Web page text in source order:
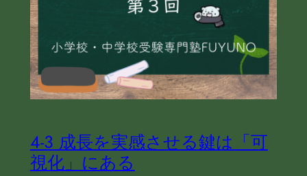
4-3 成長を実感させる鍵は「可
視化」にある